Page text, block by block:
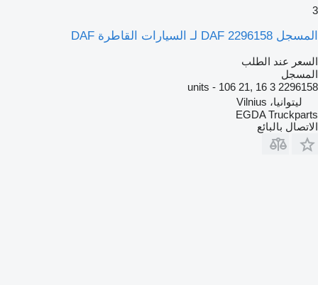
3
المسجل DAF 2296158 لـ السيارات القاطرة DAF
السعر عند الطلب
المسجل
2296158 3 units - 106 21, 16
ليتوانيا، Vilnius
EGDA Truckparts
الاتصال بالبائع